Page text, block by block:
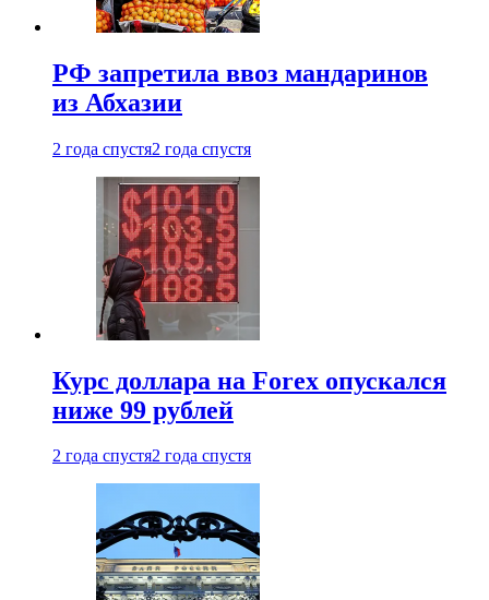
РФ запретила ввоз мандаринов
из Абхазии
2 года спустя2 года спустя
Курс доллара на Forex опускался
ниже 99 рублей
2 года спустя2 года спустя